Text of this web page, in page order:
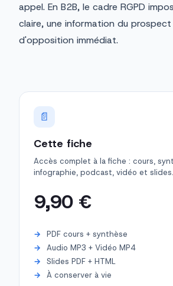
appel. En B2B, le cadre RGPD
claire, une information du
d'opposition immédiat.
📄
Cette fiche
Accès complet à la fiche : cours,
infographie, podcast, vidéo et slides.
9,90 €
PDF cours + synthèse
Audio MP3 + Vidéo MP4
Slides PDF + HTML
À conserver à vie